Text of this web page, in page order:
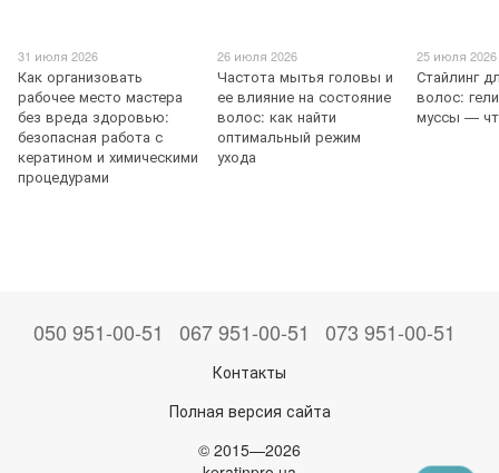
31 июля 2026
Как организовать
рабочее место мастера
без вреда здоровью:
безопасная работа с
кератином и химическими
процедурами
26 июля 2026
Частота мытья головы и
ее влияние на состояние
волос: как найти
оптимальный режим
ухода
25 июля 2026
Стайлинг
волос:
муссы —
050 951-00-51 067 951-00-51 073 951-00-51
Контакты
Полная версия сайта
© 2015—2026